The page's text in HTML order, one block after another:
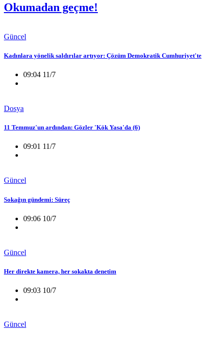
Okumadan geçme!
Güncel
Kadınlara yönelik saldırılar artıyor: Çözüm Demokratik Cumhuriyet'te
09:04 11/7
Dosya
11 Temmuz'un ardından: Gözler 'Kök Yasa'da (6)
09:01 11/7
Güncel
Sokağın gündemi: Süreç
09:06 10/7
Güncel
Her direkte kamera, her sokakta denetim
09:03 10/7
Güncel